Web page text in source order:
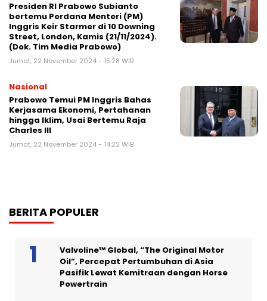
Presiden RI Prabowo Subianto
bertemu Perdana Menteri (PM)
Inggris Keir Starmer di 10 Downing
Street, London, Kamis (21/11/2024).
(Dok. Tim Media Prabowo)
Jumat, 22 November 2024 - 15:28 WIB
Nasional
Prabowo Temui PM Inggris Bahas
Kerjasama Ekonomi, Pertahanan
hingga Iklim, Usai Bertemu Raja
Charles III
Jumat, 22 November 2024 - 14:22 WIB
BERITA POPULER
Valvoline™ Global, “The Original Motor
Oil”, Percepat Pertumbuhan di Asia
Pasifik Lewat Kemitraan dengan Horse
Powertrain